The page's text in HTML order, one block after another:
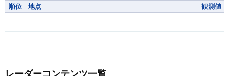
順位 地点 観測値
レーダーコンテンツ一覧